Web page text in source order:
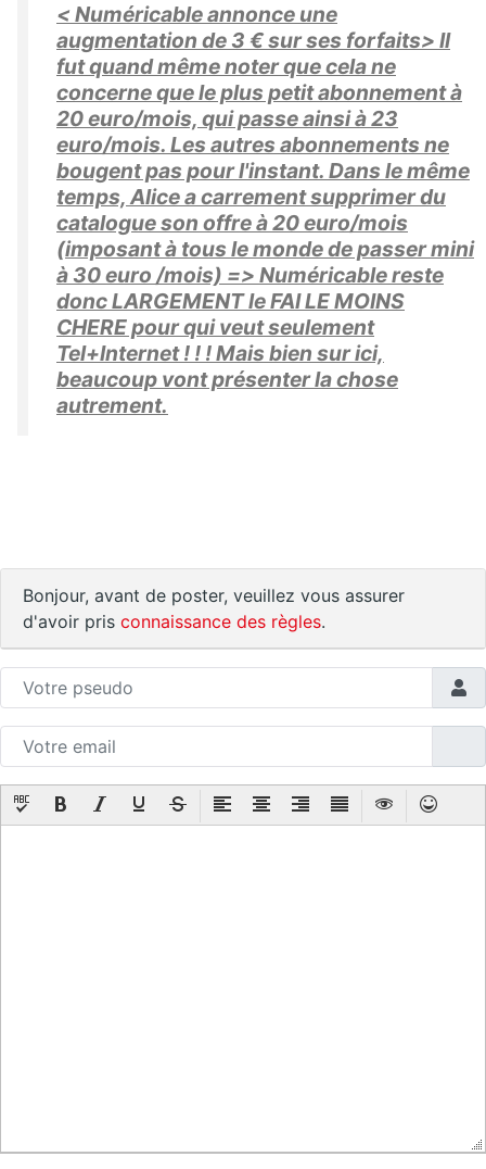
< Numéricable annonce une
augmentation de 3 € sur ses forfaits> Il
fut quand même noter que cela ne
concerne que le plus petit abonnement à
20 euro/mois, qui passe ainsi à 23
euro/mois. Les autres abonnements ne
bougent pas pour l'instant. Dans le même
temps, Alice a carrement supprimer du
catalogue son offre à 20 euro/mois
(imposant à tous le monde de passer mini
à 30 euro /mois) => Numéricable reste
donc LARGEMENT le FAI LE MOINS
CHERE pour qui veut seulement
Tel+Internet ! ! ! Mais bien sur ici,
beaucoup vont présenter la chose
autrement.
Bonjour, avant de poster, veuillez vous assurer
d'avoir pris connaissance des règles.